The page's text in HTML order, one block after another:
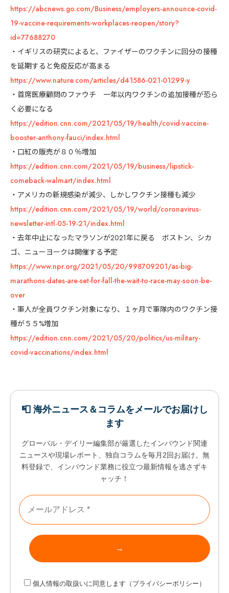
https://abcnews.go.com/Business/employers-announce-covid-
19-vaccine-requirements-workplaces-reopen/story?
id=77688270
・イギリスの研究によると、ファイザーのワクチンに回分の接種
を延期すると免疫反応が高まる
https://www.nature.com/articles/d41586-021-01299-y
・首席医療顧問のファウチ 一年以内ワクチンの追加接種が恐ら
く必要になる
https://edition.cnn.com/2021/05/19/health/covid-vaccine-
booster-anthony-fauci/index.html
・口紅の販売が８０％増加
https://edition.cnn.com/2021/05/19/business/lipstick-
comeback-walmart/index.html
・アメリカの新規感染が減少、しかしワクチン接種も減少
https://edition.cnn.com/2021/05/19/world/coronavirus-
newsletter-intl-05-19-21/index.html
・去年中止になったマラソンが2021年に戻る ボストン、シカ
ゴ、ニューヨークは開催する予定
https://www.npr.org/2021/05/20/998709201/as-big-
marathons-dates-are-set-for-fall-the-wait-to-race-may-soon-be-
over
・軍人が全員ワクチン対象になり、１ヶ月で軍隊内のワクチン接
種が５５%増加
https://edition.cnn.com/2021/05/20/politics/us-military-
covid-vaccinations/index.html
📮 海外ニュース＆コラムをメールでお届けし
ます
グローバル・デイリー編集部が厳選したインバウンド関連
ニュースや現場レポート、独自コラムを毎月2回お届け。無
料登録で、インバウンド業務に役立つ最新情報を逃さずキ
ャッチ！
個人情報の取扱いに同意します（ プライバシーポリシー ）